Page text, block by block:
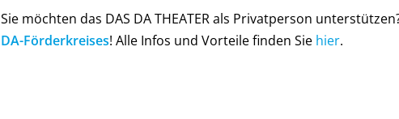
Sie möchten das DAS DA THEATER als Privatperson
DA-Förderkreises! Alle Infos und Vorteile finden Sie hier.